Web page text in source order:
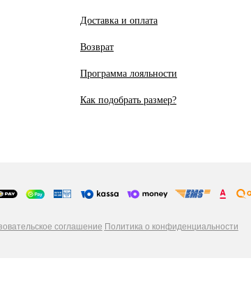
Доставка и оплата
Возврат
Программа лояльности
Как подобрать размер?
соглашение Политика о конфиденциальности